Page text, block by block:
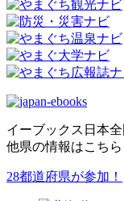
イーブックス日本全
他県の情報はこちら
28都道府県が参加！